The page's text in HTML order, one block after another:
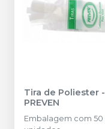
Tira de Poliester -
PREVEN
Embalagem com 50